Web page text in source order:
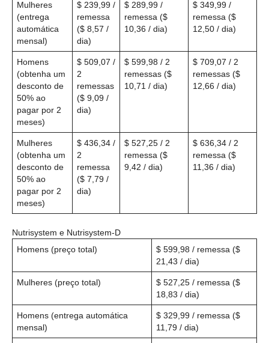
Mulheres
(entrega
automática
mensal)
$ 239,99 /
remessa
($ 8,57 /
dia)
$ 289,99 /
remessa ($
10,36 / dia)
$ 349,99 /
remessa ($
12,50 / dia)
Homens
(obtenha um
desconto de
50% ao
pagar por 2
meses)
$ 509,07 /
2
remessas
($ 9,09 /
dia)
$ 599,98 / 2
remessas ($
10,71 / dia)
$ 709,07 / 2
remessas ($
12,66 / dia)
Mulheres
(obtenha um
desconto de
50% ao
pagar por 2
meses)
$ 436,34 /
2
remessa
($ 7,79 /
dia)
$ 527,25 / 2
remessa ($
9,42 / dia)
$ 636,34 / 2
remessa ($
11,36 / dia)
Nutrisystem e Nutrisystem-D
Homens (preço total)
$ 599,98 / remessa ($
21,43 / dia)
Mulheres (preço total)
$ 527,25 / remessa ($
18,83 / dia)
Homens (entrega automática
mensal)
$ 329,99 / remessa ($
11,79 / dia)